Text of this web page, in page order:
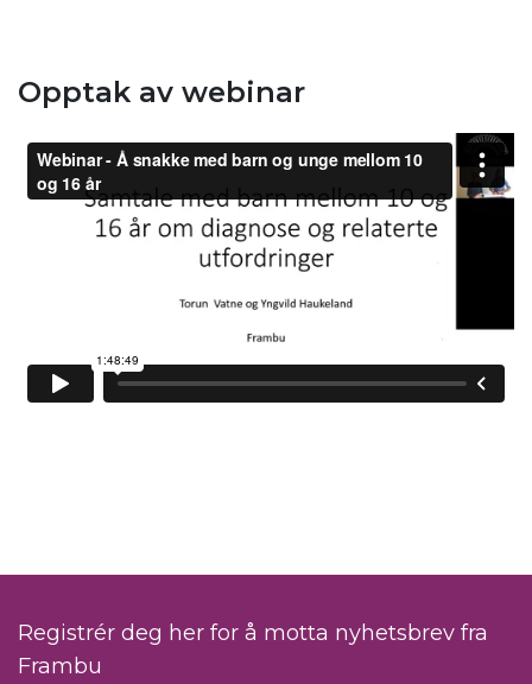
Opptak av webinar
Registrér deg her for å motta nyhetsbrev fra
Frambu